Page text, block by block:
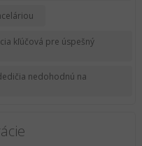
kľúčová pre úspešný
nedohodnú na